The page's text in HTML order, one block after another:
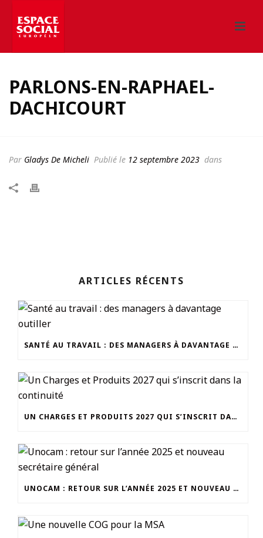
PARLONS-EN-RAPHAEL-
DACHICOURT
Par Gladys De Micheli Publié le 12 septembre 2023 dans
ARTICLES RÉCENTS
SANTÉ AU TRAVAIL : DES MANAGERS À DAVANTAGE OUTILLER
UN CHARGES ET PRODUITS 2027 QUI S’INSCRIT DANS LA CONTINUITÉ
UNOCAM : RETOUR SUR L’ANNÉE 2025 ET NOUVEAU SECRÉTAIRE GÉNÉRAL